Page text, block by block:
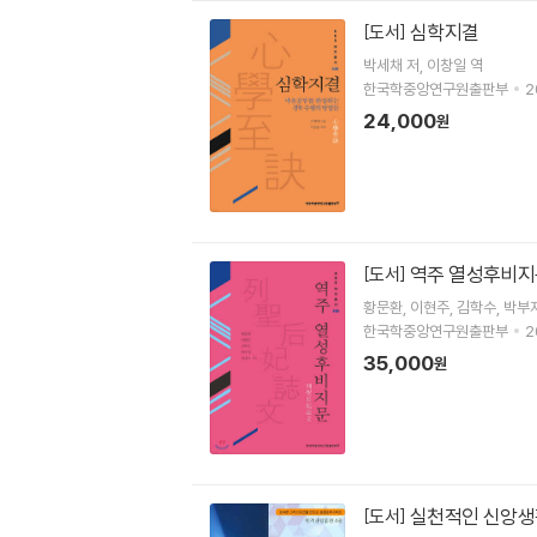
[도서] 심학지결
박세채 저 이창일 역
한국학중앙연구원출판부
24,000원
[도서] 역주 열성후비
황문환 이현주 김학수 박부
한국학중앙연구원출판부
35,000원
[도서] 실천적인 신앙